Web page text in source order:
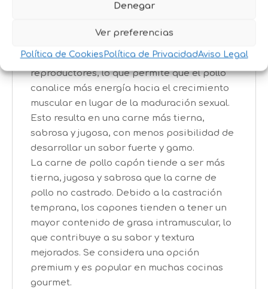
Denegar
Ver preferencias
Política de Cookies Política de PrivacidadAviso Legal
Al castrar al pollo macho, se evita que
desarrolle características sexuales
esperma y la maduración de los órganos
reproductores, lo que permite que el pollo
canalice más energía hacia el crecimiento
muscular en lugar de la maduración sexual.
Esto resulta en una carne más tierna,
sabrosa y jugosa, con menos posibilidad de
desarrollar un sabor fuerte y gamo.
La carne de pollo capón tiende a ser más
tierna, jugosa y sabrosa que la carne de
pollo no castrado. Debido a la castración
temprana, los capones tienden a tener un
mayor contenido de grasa intramuscular, lo
que contribuye a su sabor y textura
mejorados. Se considera una opción
premium y es popular en muchas cocinas
gourmet.